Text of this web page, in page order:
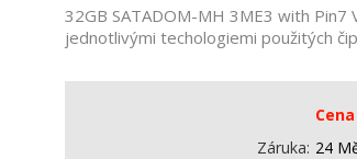
32GB SATADOM-MH 3ME3 with Pin7
jednotlivými techologiemi použitých
Záruka 24